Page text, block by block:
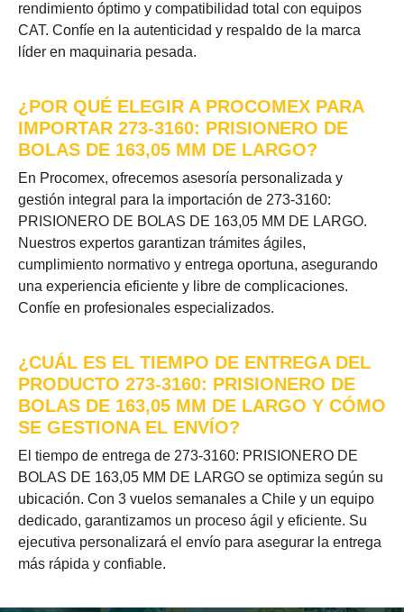
rendimiento óptimo y compatibilidad total con equipos
CAT. Confíe en la autenticidad y respaldo de la marca
líder en maquinaria pesada.
¿POR QUÉ ELEGIR A PROCOMEX PARA
IMPORTAR 273-3160: PRISIONERO DE
BOLAS DE 163,05 MM DE LARGO?
En Procomex, ofrecemos asesoría personalizada y
gestión integral para la importación de 273-3160:
PRISIONERO DE BOLAS DE 163,05 MM DE LARGO.
Nuestros expertos garantizan trámites ágiles,
cumplimiento normativo y entrega oportuna, asegurando
una experiencia eficiente y libre de complicaciones.
Confíe en profesionales especializados.
¿CUÁL ES EL TIEMPO DE ENTREGA DEL
PRODUCTO 273-3160: PRISIONERO DE
BOLAS DE 163,05 MM DE LARGO Y CÓMO
SE GESTIONA EL ENVÍO?
El tiempo de entrega de 273-3160: PRISIONERO DE
BOLAS DE 163,05 MM DE LARGO se optimiza según su
ubicación. Con 3 vuelos semanales a Chile y un equipo
dedicado, garantizamos un proceso ágil y eficiente. Su
ejecutiva personalizará el envío para asegurar la entrega
más rápida y confiable.